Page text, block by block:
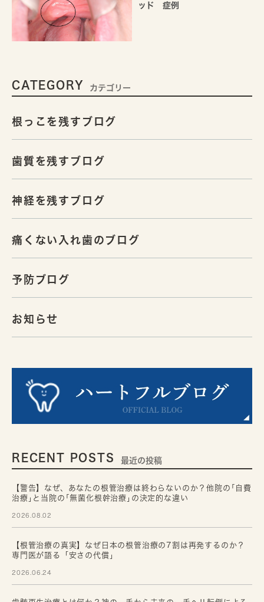
ッド 症例
CATEGORY カテゴリー
根っこを残すブログ
歯質を残すブログ
神経を残すブログ
痛くない入れ歯のブログ
予防ブログ
お知らせ
RECENT POSTS 最近の投稿
【警告】なぜ、あなたの根管治療は終わらないのか？他院の｢自費
治療｣と当院の｢無菌化根幹治療｣の決定的な違い
2026.08.02
【根管治療の真実】なぜ日本の根管治療の7割は再発するのか？
専門医が語る「安さの代償」
2026.06.24